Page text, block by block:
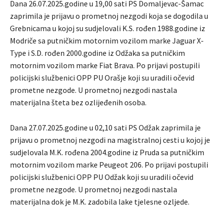
Dana 26.07.2025.godine u 19,00 sati PS Domaljevac-Šamac
zaprimila je prijavu o prometnoj nezgodi koja se dogodila u
Grebnicama u kojoj su sudjelovali K.S. rođen 1988.godine iz
Modriče sa putničkim motornim vozilom marke Jaguar X-
Type i S.D. rođen 2000.godine iz Odžaka sa putničkim
motornim vozilom marke Fiat Brava. Po prijavi postupili
policijski službenici OPP PU Orašje koji su uradili očevid
prometne nezgode. U prometnoj nezgodi nastala
materijalna šteta bez ozlijeđenih osoba.
Dana 27.07.2025.godine u 02,10 sati PS Odžak zaprimila je
prijavu o prometnoj nezgodi na magistralnoj cesti u kojoj je
sudjelovala M.K. rođena 2004.godine iz Pruda sa putničkim
motornim vozilom marke Peugeot 206. Po prijavi postupili
policijski službenici OPP PU Odžak koji su uradili očevid
prometne nezgode. U prometnoj nezgodi nastala
materijalna dok je M.K. zadobila lake tjelesne ozljede.